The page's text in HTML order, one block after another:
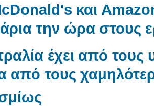
και
την ώρα στους
έχει από τους
από τους